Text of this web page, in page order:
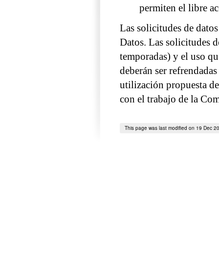
permiten el libre
Las solicitudes de
Datos. Las solicitudes
temporadas) y el uso
deberán ser
utilización propuesta
con el trabajo de la
This page was last modified on 19 Dec